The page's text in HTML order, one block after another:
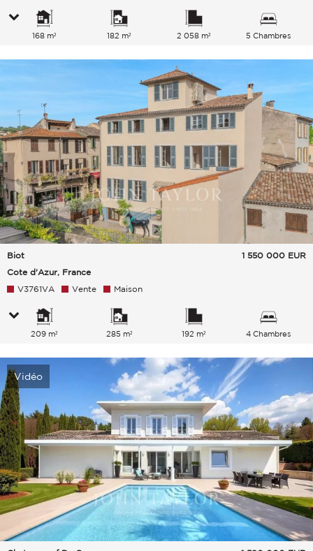
168 m² 182 m² 2 058 m² 5 Chambres
Biot
Cote d'Azur, France
1 550 000 EUR
V3761VA Vente Maison
209 m² 285 m² 192 m² 4 Chambres
Vidéo